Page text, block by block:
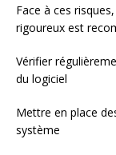
Face à ces
rigoureux est
Vérifier
du logiciel
Mettre en place
système